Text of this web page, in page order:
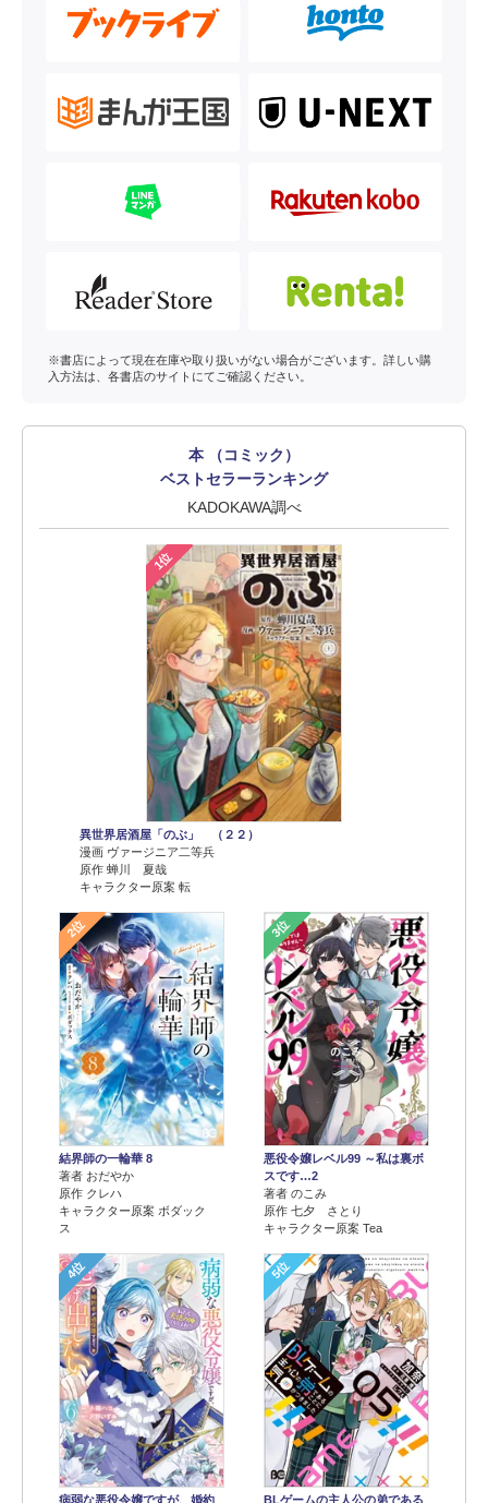
※書店によって現在在庫や取り扱いがない場合がございます。詳しい購
入方法は、各書店のサイトにてご確認ください。
本 （コミック）
ベストセラーランキング
KADOKAWA調べ
1位
異世界居酒屋「のぶ」 （２２）
漫画 ヴァージニア二等兵
原作 蝉川 夏哉
キャラクター原案 転
2位
結界師の一輪華 8
著者 おだやか
原作 クレハ
キャラクター原案 ボダック
ス
3位
悪役令嬢レベル99 ～私は裏ボ
スです…2
著者 のこみ
原作 七夕 さとり
キャラクター原案 Tea
4位
病弱な悪役令嬢ですが、婚約
5位
BLゲームの主人公の弟である